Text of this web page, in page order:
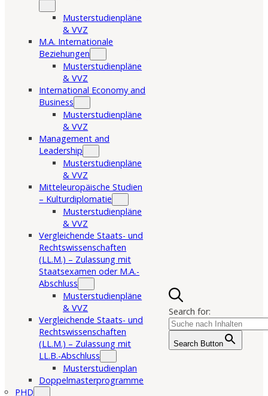
Musterstudienpläne
& VVZ
M.A. Internationale
Beziehungen
Musterstudienpläne
& VVZ
International Economy and
Business
Musterstudienpläne
& VVZ
Management and
Leadership
Musterstudienpläne
& VVZ
Mitteleuropäische Studien
– Kulturdiplomatie
Musterstudienpläne
& VVZ
Vergleichende Staats- und
Rechtswissenschaften
(LL.M.) – Zulassung mit
Staatsexamen oder M.A.-
Abschluss
Musterstudienpläne
& VVZ
Vergleichende Staats- und
Rechtswissenschaften
(LL.M.) – Zulassung mit
LL.B.-Abschluss
Musterstudienplan
Doppelmasterprogramme
PHD
Search for:
Search Button